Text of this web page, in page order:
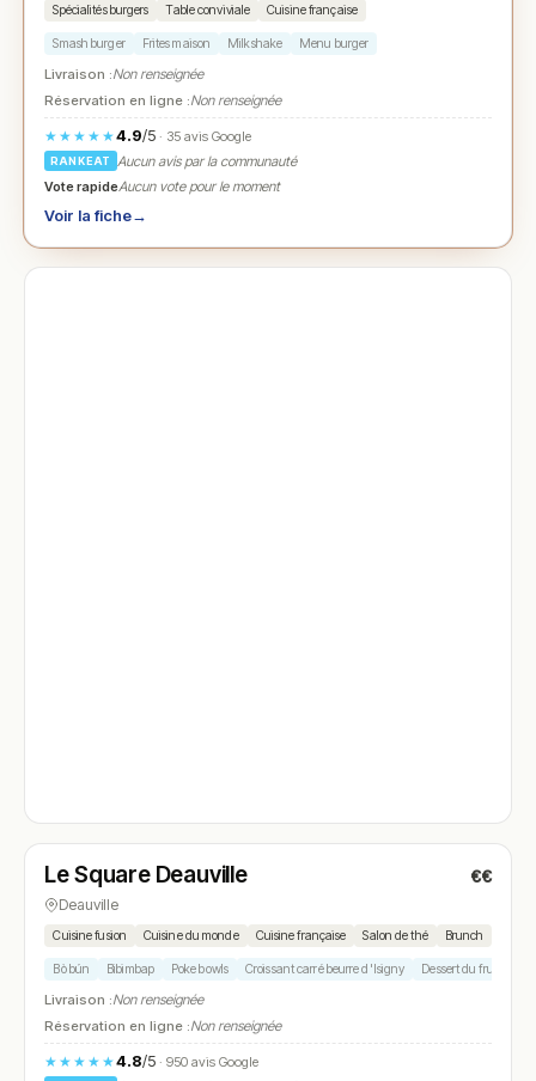
Spécialités burgers Table conviviale Cuisine française
Smash burger Frites maison Milkshake Menu burger
Livraison :Non renseignée
Réservation en ligne :Non renseignée
★★★★★4.9/5· 35 avis Google
RANKEAT
Aucun avis par la communauté
Vote rapideAucun vote pour le moment
Voir la fiche→
N° 4
Le Square Deauville €€
Deauville
Cuisine fusion Cuisine du monde Cuisine française Salon de thé Brunch
Bò bún Bibimbap Poke bowls Croissant carré beurre d'Isigny Dessert du fruit
Livraison :Non renseignée
Réservation en ligne :Non renseignée
★★★★★4.8/5· 950 avis Google